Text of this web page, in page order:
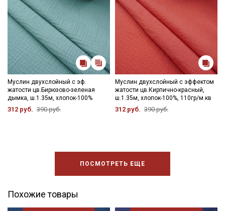
Муслин двухслойный с эф.
жатости цв.Бирюзово-зеленая
дымка, ш.1.35м, хлопок-100%
312 руб. 390 руб.
Муслин двухслойный с эффектом
жатости цв.Кирпично-красный,
ш.1.35м, хлопок-100%, 110гр/м.кв
312 руб. 390 руб.
ПОСМОТРЕТЬ ЕЩЕ
Похожие товары